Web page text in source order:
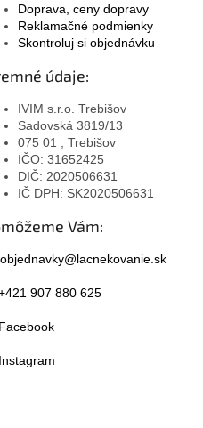
Doprava, ceny dopravy
Reklamačné podmienky
Skontroluj si objednávku
údaje:
IVIM s.r.o. Trebišov
Sadovská 3819/13
075 01 , Trebišov
IČO: 31652425
DIČ: 2020506631
IČ DPH: SK2020506631
Vám:
objednavky@lacnekovanie.sk
907 880 625